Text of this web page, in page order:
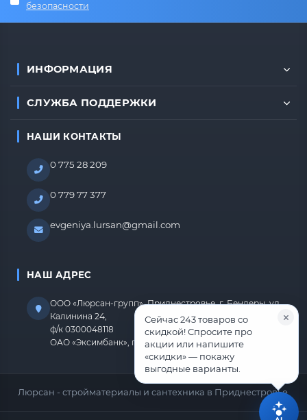
безопасности
ИНФОРМАЦИЯ
СЛУЖБА ПОДДЕРЖКИ
НАШИ КОНТАКТЫ
0 775 28 209
0 779 77 377
evgeniya.lursan@gmail.com
НАШ АДРЕС
ООО «Люрсан-групп», Приднестровье, г. Бендеры, ул.
Калинина 24,
ф/к 0300048118
ОАО «Эксимбанк», г.Бендеры, р/с 2212670000000818
Люрсан - стройматериалы и сантехника в Приднестровье.
Сейчас 243 товаров со
скидкой! Спросите про
акции или напишите
«скидки» — покажу
выгодные варианты.